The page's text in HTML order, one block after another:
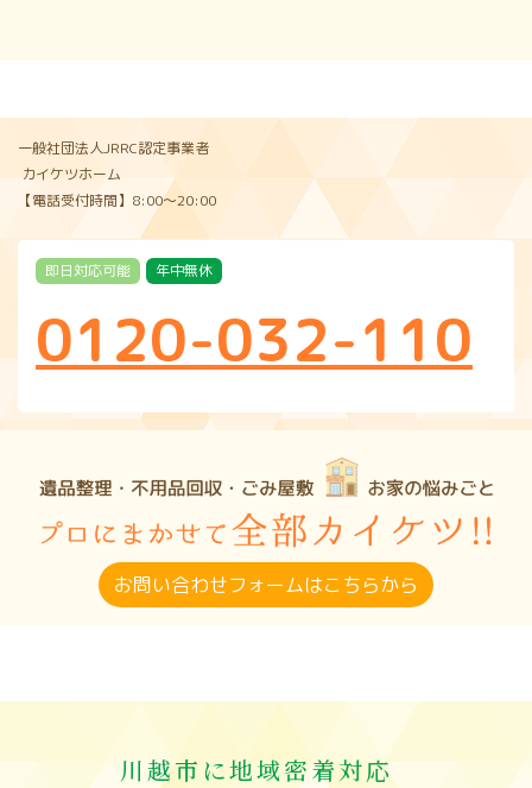
一般社団法人JRRC認定事業者
カイケツホーム
【電話受付時間】8:00〜20:00
即日対応可能 年中無休
0120-032-110
お問い合わせフォームはこちらから
川越市に地域密着対応